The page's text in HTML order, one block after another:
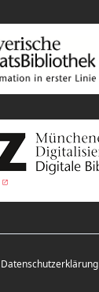
Datenschutzerklärung